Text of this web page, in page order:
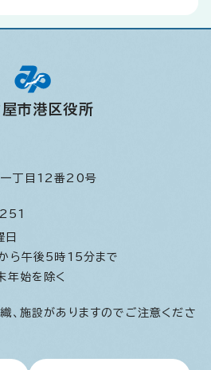
市港区役所
一丁目12番20号
日
ら午後5時15分まで
年始を除く
、施設がありますのでご注意くださ